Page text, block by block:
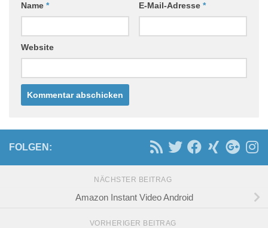
Name * E-Mail-Adresse *
Website
FOLGEN:
NÄCHSTER BEITRAG
Amazon Instant Video Android
VORHERIGER BEITRAG